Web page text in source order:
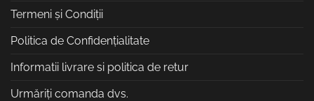
Termeni și Condiții
Politica de Confidențialitate
Informatii livrare si politica de retur
Urmăriți comanda dvs.